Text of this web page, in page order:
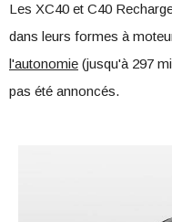
Les XC40 et C40
dans leurs formes à
l'autonomie (jusqu'à 297
pas été annoncés.